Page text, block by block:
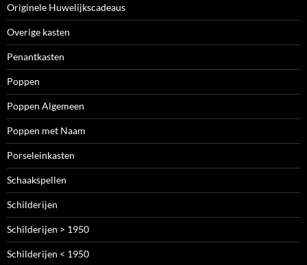
Originele Huwelijkscadeaus
Overige kasten
Penantkasten
Poppen
Poppen Algemeen
Poppen met Naam
Porseleinkasten
Schaakspellen
Schilderijen
Schilderijen > 1950
Schilderijen < 1950